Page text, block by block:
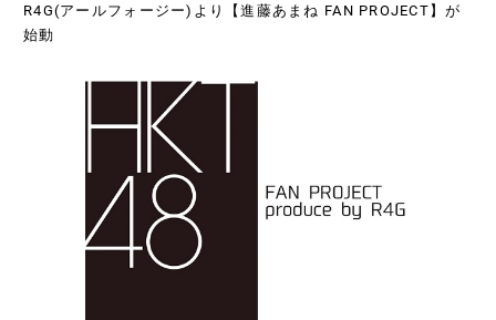
R4G(アールフォージー)より【進藤あまね FAN PROJECT】が
始動